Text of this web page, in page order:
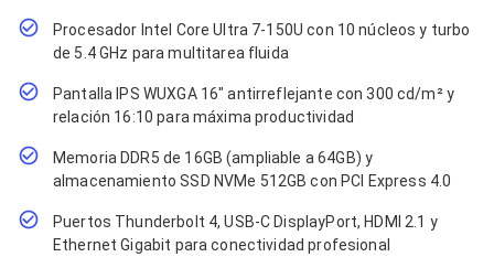
Cables Coaxiales
Accesorios para Cables
Conectores
Tapas y Cajas
Pinzas Ponchadoras
Probadores de Cable
Protectores para Cables
Cables para Impresoras
Procesador Intel Core Ultra 7-150U con 10 núcleos y turbo
de 5.4 GHz para multitarea fluida
Pantalla IPS WUXGA 16" antirreflejante con 300 cd/m² y
relación 16:10 para máxima productividad
Memoria DDR5 de 16GB (ampliable a 64GB) y
almacenamiento SSD NVMe 512GB con PCI Express 4.0
Puertos Thunderbolt 4, USB-C DisplayPort, HDMI 2.1 y
Ethernet Gigabit para conectividad profesional